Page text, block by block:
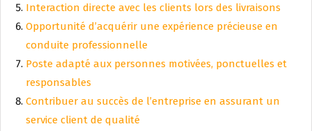
Interaction directe avec les clients lors des livraisons
Opportunité d’acquérir une expérience précieuse en
conduite professionnelle
Poste adapté aux personnes motivées, ponctuelles et
responsables
Contribuer au succès de l’entreprise en assurant un
service client de qualité